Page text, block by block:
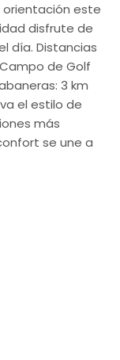
orientación este
disfrute de
día. Distancias
de Golf
3 km
el estilo de
más
se une a